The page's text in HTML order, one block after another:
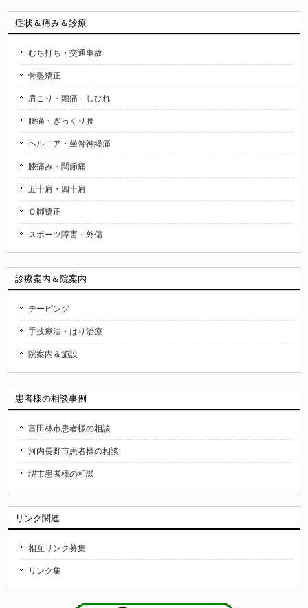
症状＆痛み＆診療
むち打ち・交通事故
骨盤矯正
肩こり・頭痛・しびれ
腰痛・ぎっくり腰
ヘルニア・坐骨神経痛
膝痛み・関節痛
五十肩・四十肩
Ｏ脚矯正
スポーツ障害・外傷
診療案内＆院案内
テーピング
手技療法・はり治療
院案内＆施設
患者様の相談事例
富田林市患者様の相談
河内長野市患者様の相談
堺市患者様の相談
リンク関連
相互リンク募集
リンク集